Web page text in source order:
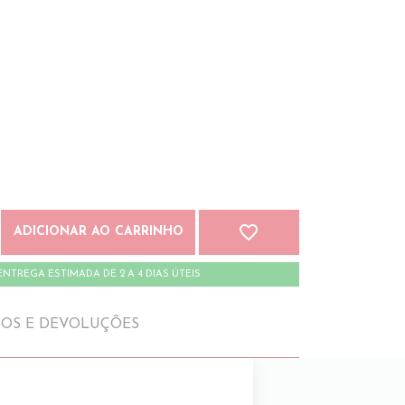
ADICIONAR AO CARRINHO favorite_border
ESTIMADA DE 2 A 4 DIAS ÚTEIS
E DEVOLUÇÕES